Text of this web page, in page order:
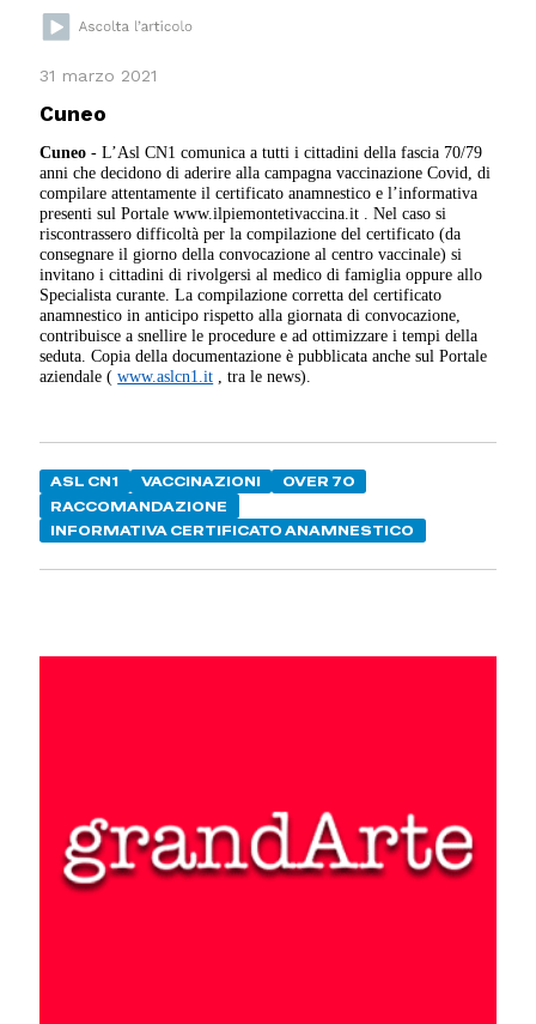
31 marzo 2021
Cuneo
Cuneo - L’Asl CN1 comunica a tutti i cittadini della fascia 70/79
anni che decidono di aderire alla campagna vaccinazione Covid, di
compilare attentamente il certificato anamnestico e l’informativa
presenti sul Portale www.ilpiemontetivaccina.it . Nel caso si
riscontrassero difficoltà per la compilazione del certificato (da
consegnare il giorno della convocazione al centro vaccinale) si
invitano i cittadini di rivolgersi al medico di famiglia oppure allo
Specialista curante. La compilazione corretta del certificato
anamnestico in anticipo rispetto alla giornata di convocazione,
contribuisce a snellire le procedure e ad ottimizzare i tempi della
seduta. Copia della documentazione è pubblicata anche sul Portale
aziendale (www.aslcn1.it , tra le news).
ASL CN1 VACCINAZIONI
OVER 70
RACCOMANDAZIONE
INFORMATIVA CERTIFICATO ANAMNESTICO